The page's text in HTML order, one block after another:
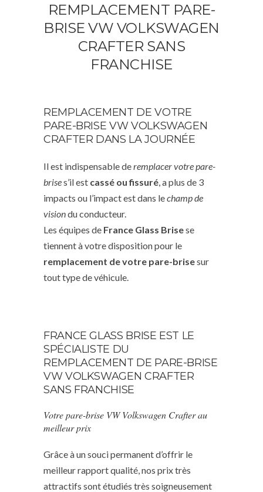
REMPLACEMENT PARE-
BRISE VW VOLKSWAGEN
CRAFTER SANS
FRANCHISE
REMPLACEMENT DE VOTRE
PARE-BRISE VW VOLKSWAGEN
CRAFTER DANS LA JOURNÉE
Il est indispensable deremplacer votre pare-
brises’il est cassé ou fissuré , a plus de 3
impacts ou l’impact est dans lechamp de
visiondu conducteur.
Les équipes de France Glass Brisese
tiennent à votre disposition pour le
remplacement de votre pare-brisesur
tout type de véhicule.
FRANCE GLASS BRISE EST LE
SPÉCIALISTE DU
REMPLACEMENT DE PARE-BRISE
VW VOLKSWAGEN CRAFTER
SANS FRANCHISE
Votre pare-brise VW Volkswagen Crafter au
meilleur prix
Grâce à un souci permanent d’offrir le
meilleur rapport qualité, nos prix très
attractifs sont étudiés très soigneusement